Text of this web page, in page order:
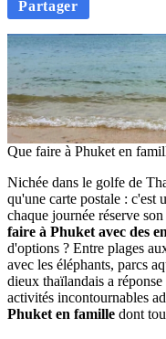
Partager
Que faire à Phuket en
Nichée dans le golfe de
qu'une carte postale : c'est
chaque journée réserve
faire à Phuket avec des
d'options ? Entre plages
avec les éléphants, parcs
dieux thaïlandais a
activités incontournables
Phuket en famille dont